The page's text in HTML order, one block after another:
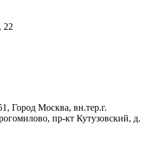
22
Город Москва, вн.тер.г.
пр-кт Кутузовский, д.